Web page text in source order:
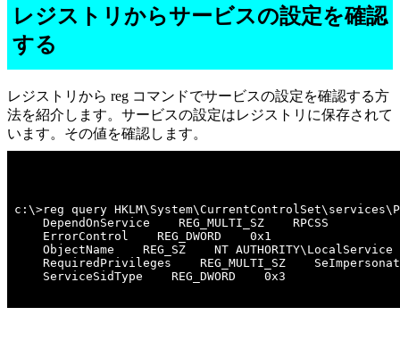
レジストリからサービスの設定を確認
する
レジストリから reg コマンドでサービスの設定を確認する方
法を紹介します。サービスの設定はレジストリに保存されて
います。その値を確認します。
c:\>reg query
    DependOnService    REG_MULTI_SZ    RPCSS
    ErrorControl    REG_DWORD    0x1
    ObjectName    REG_SZ    NT AUTHORITY\LocalService
RequiredPrivileges    REG_MULTI_SZ
    ServiceSidType    REG_DWORD    0x3